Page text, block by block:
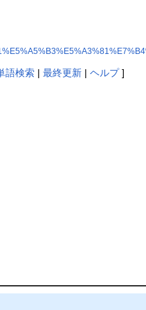
語検索| 最終更新| ヘルプ]